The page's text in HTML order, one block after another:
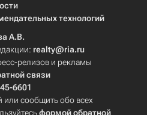
технологий
А.В.
realty@ria.ru
релизов и рекламы
связи
6601
или сообщить обо всех
формой обратной